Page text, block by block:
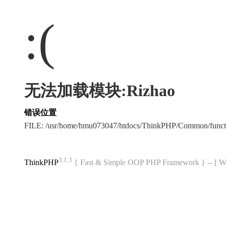
:(
无法加载模块:Rizhao
错误位置
FILE: /usr/home/hmu073047/htdocs/ThinkPHP/Common/
ThinkPHP3.1.3 { Fast & Simple OOP PHP Framework } -- [